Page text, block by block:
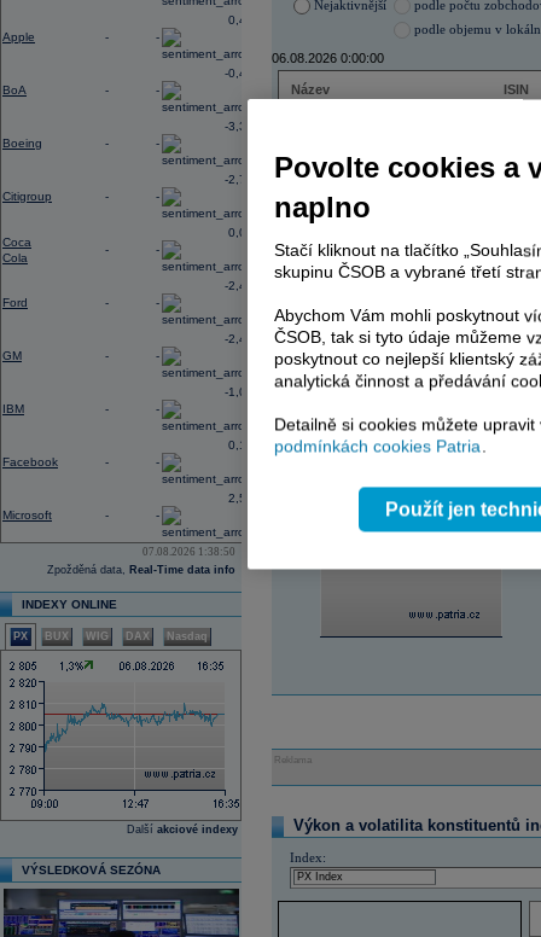
Apple - -
0,45
BoA - -
-0,40
Boeing - -
-3,33
Citigroup - -
-2,78
Coca
Cola
- -
0,02
Ford - -
-2,41
GM - -
-2,49
IBM - -
-1,06
Facebook - -
0,19
Microsoft - -
2,54
07.08.2026 1:38:50
Zpožděná data, Real-Time data info
INDEXY ONLINE
PX BUX WIG DAX Nasdaq
Další akciové indexy
VÝSLEDKOVÁ SEZÓNA
Nejaktivnější
podle počtu
podle objemu v
06.08.2026 0:00:00
Název
ISIN
ERSTE BANK
PHILIP MORRIS ČR
TMR
TMR
TOMA
KOMERČNÍ BANKA
KOMERČNÍ BANKA
AD index - vývoj
Region Odeslat
Reklama
Výkon a volatilita konstituentů
Index:
Povolte cookies a
naplno
Stačí kliknout na tlačítko
skupinu ČSOB a vybrané třetí
Abychom Vám mohli poskytnout
ČSOB, tak si tyto údaje můžeme
poskytnout co nejlepší klientský
analytická činnost a předávání
Detailně si cookies můžete
podmínkách cookies Patria.
Použít jen